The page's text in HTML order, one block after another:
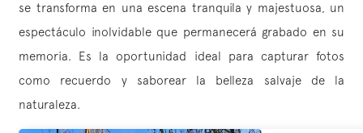
se transforma en una escena tranquila y majestuosa, un
espectáculo inolvidable que permanecerá grabado en su
memoria. Es la oportunidad ideal para capturar fotos
como recuerdo y saborear la belleza salvaje de la
naturaleza.